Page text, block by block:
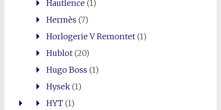
Hautlence(1)
Hermès (7)
Horlogerie V Remontet(1)
Hublot(20)
Hugo Boss (1)
Hysek(1)
HYT(1)